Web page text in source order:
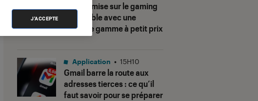
Corsair mise sur le gaming
accessible avec une
nouvelle gamme à petit prix
Gmail barre la route aux
adresses tierces : ce qu’il
faut savoir pour se préparer
Application • 15H10
J'ACCEPTE